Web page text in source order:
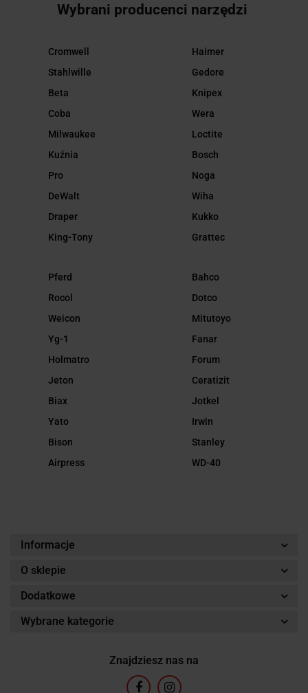
Wybrani producenci narzędzi
Cromwell
Stahlwille
Beta
Coba
Milwaukee
Kuźnia
Pro
DeWalt
Draper
King-Tony
Haimer
Gedore
Knipex
Wera
Loctite
Bosch
Noga
Wiha
Kukko
Grattec
Pferd
Rocol
Weicon
Yg-1
Holmatro
Jeton
Biax
Yato
Bison
Airpress
Bahco
Dotco
Mitutoyo
Fanar
Forum
Ceratizit
Jotkel
Irwin
Stanley
WD-40
Informacje
O sklepie
Dodatkowe
Wybrane kategorie
Znajdziesz nas na